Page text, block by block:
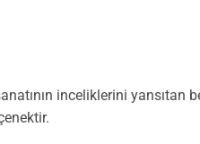
inceliklerini yansıtan